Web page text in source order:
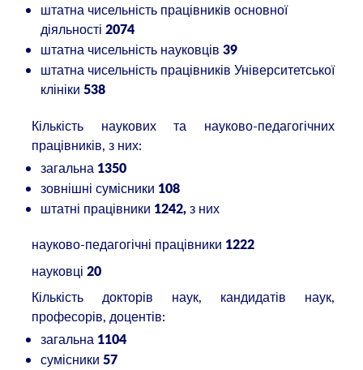
штатна чисельність працівників основної
діяльності2074
штатна чисельність науковців39
штатна чисельність працівників Університетської
клініки538
Кількість наукових та науково-педагогічних
працівників, з них:
загальна 1350
зовнішні сумісники 108
штатні працівники 1242,з них
науково-педагогічні працівники 1222
науковці20
Кількість докторів наук, кандидатів наук,
професорів, доцентів:
загальна 1104
сумісники57